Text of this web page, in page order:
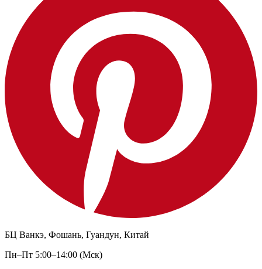
БЦ Ванкэ, Фошань, Гуандун, Китай
Пн–Пт 5:00–14:00 (Мск)